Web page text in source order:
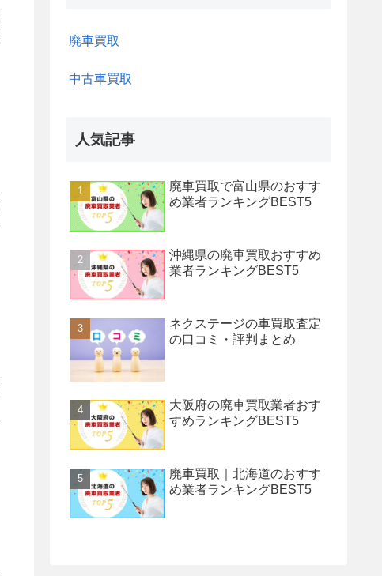
廃車買取
中古車買取
人気記事
廃車買取で富山県のおすす
め業者ランキングBEST5
沖縄県の廃車買取おすすめ
業者ランキングBEST5
ネクステージの車買取査定
の口コミ・評判まとめ
大阪府の廃車買取業者おす
すめランキングBEST5
廃車買取｜北海道のおすす
め業者ランキングBEST5